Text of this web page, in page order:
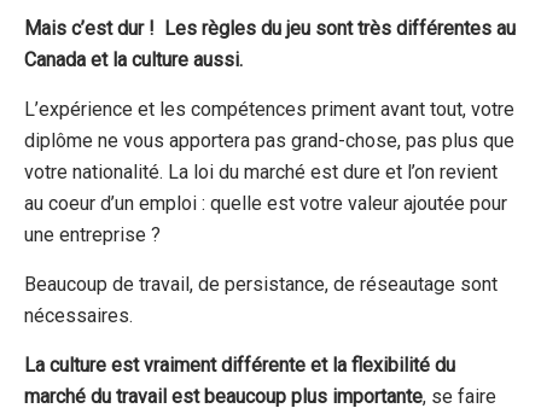
Mais c’est dur ! Les règles du jeu sont très différentes au
Canada et la culture aussi.
L’expérience et les compétences priment avant tout, votre
diplôme ne vous apportera pas grand-chose, pas plus que
votre nationalité. La loi du marché est dure et l’on revient
au coeur d’un emploi : quelle est votre valeur ajoutée pour
une entreprise ?
Beaucoup de travail, de persistance, de réseautage sont
nécessaires.
La culture est vraiment différente et la flexibilité du
marché du travail est beaucoup plus importante, se faire